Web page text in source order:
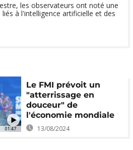
les observateurs ont noté une
à l'intelligence artificielle et des
01:47
Le FMI prévoit un
"atterrissage en
douceur" de
l'économie mondiale
13/08/2024